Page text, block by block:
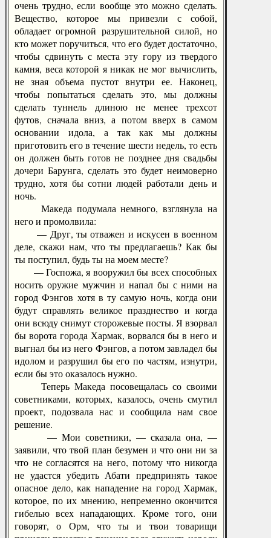
очень трудно, если вообще это можно сделать.
Вещество, которое мы привезли с собой,
обладает огромной разрушительной силой, но
кто может поручиться, что его будет достаточно,
чтобы сдвинуть с места эту гору из твердого
камня, веса которой я никак не мог вычислить,
не зная объема пустот внутри ее. Наконец,
чтобы попытаться сделать это, мы должны
сделать туннель длиною не менее трехсот
футов, сначала вниз, а потом вверх в самом
основании идола, а так как мы должны
приготовить его в течение шести недель, то есть
он должен быть готов не позднее дня свадьбы
дочери Барунга, сделать это будет неимоверно
трудно, хотя бы сотни людей работали день и
ночь.
Македа подумала немного, взглянула на
него и промолвила:
— Друг, ты отважен и искусен в военном
деле, скажи нам, что ты предлагаешь? Как бы
ты поступил, будь ты на моем месте?
— Госпожа, я вооружил бы всех способных
носить оружие мужчин и напал бы с ними на
город Фэнгов хотя в ту самую ночь, когда они
будут справлять великое празднество и когда
они всюду снимут сторожевые посты. Я взорвал
бы ворота города Хармак, ворвался бы в него и
выгнал бы из него Фэнгов, а потом завладел бы
идолом и разрушил бы его по частям, изнутри,
если бы это оказалось нужно.
Теперь Македа посовещалась со своими
советниками, которых, казалось, очень смутил
проект, подозвала нас и сообщила нам свое
решение.
— Мои советники, — сказала она, —
заявили, что твой план безумен и что они ни за
что не согласятся на него, потому что никогда
не удастся убедить Абати предпринять такое
опасное дело, как нападение на город Хармак,
которое, по их мнению, непременно окончится
гибелью всех нападающих. Кроме того, они
говорят, о Орм, что ты и твои товарищи